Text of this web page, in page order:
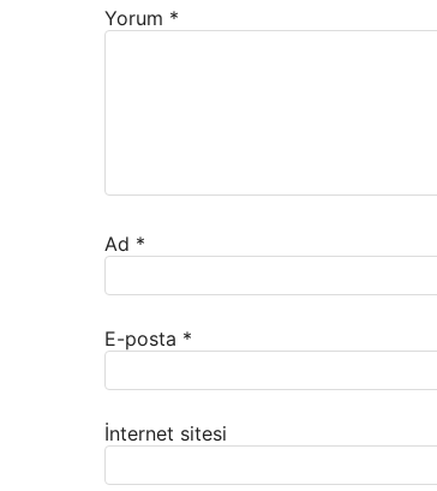
Yorum *
Ad *
E-posta *
İnternet sitesi